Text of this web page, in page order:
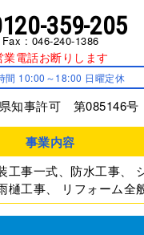
359-205
Fax : 046-240-1386
業電話お断りします
間 10:00～18:00 日曜定休
知事許可 第085146号
事業内容
事⼀式、防水工事、
工事、
リフォーム全